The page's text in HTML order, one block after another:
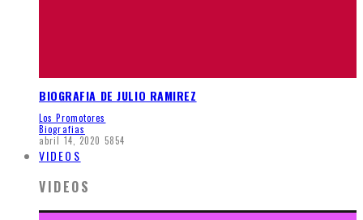
BIOGRAFIA DE JULIO RAMIREZ
Los Promotores
Biografias
abril 14, 2020 5854
VIDEOS
VIDEOS